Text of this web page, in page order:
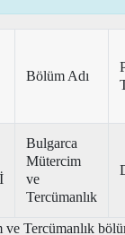
Bölüm Adı
Bulgarca
Mütercim
ve
Tercümanlık
Tercümanlık